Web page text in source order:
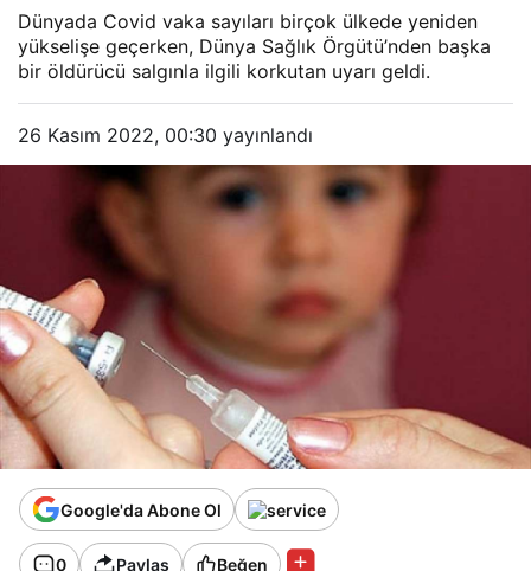
Dünyada Covid vaka sayıları birçok ülkede yeniden
yükselişe geçerken, Dünya Sağlık Örgütü’nden başka
bir öldürücü salgınla ilgili korkutan uyarı geldi.
26 Kasım 2022, 00:30 yayınlandı
Google'da Abone Ol
0 Paylaş Beğen